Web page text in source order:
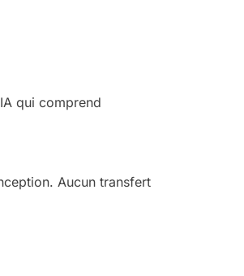
qui comprend
Aucun transfert